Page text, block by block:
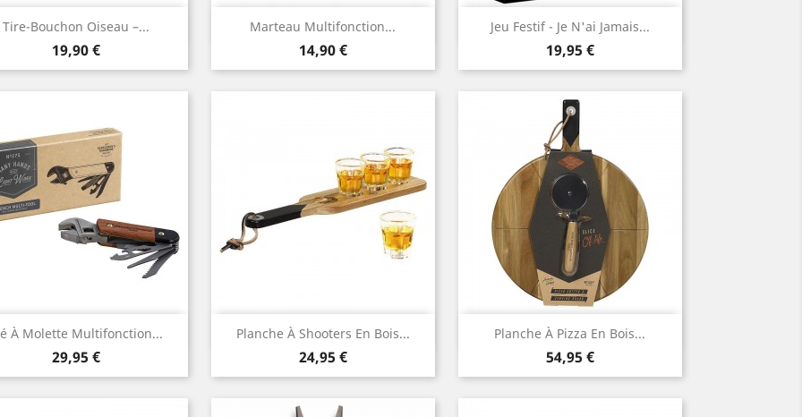
Tire-Bouchon Oiseau –...
Prix
19,90 €
Aperçu rapide Marteau Multifonction...
Prix
14,90 €
Aperçu rapide Jeu Festif - Je N'ai Jamais...
Prix
19,95 €
Aperçu rapide
À Molette Multifonction...
Prix
29,95 €
Aperçu rapide Planche À Shooters En Bois...
Prix
24,95 €
Aperçu rapide Planche À Pizza En Bois...
Prix
54,95 €
Aperçu rapide